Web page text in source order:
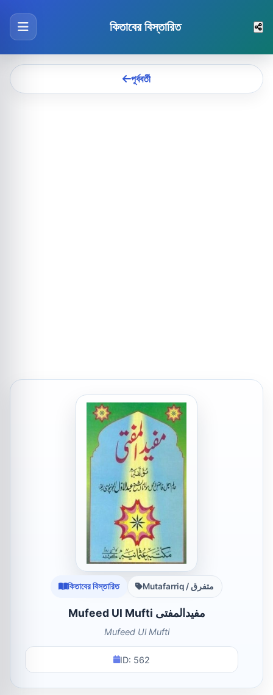
কিতাবের বিস্তারিত
পূর্ববর্তী
কিতাবের বিস্তারিত Mutafarriq / متفرق
Mufeed Ul Mufti مفیدالمفتی
Mufeed Ul Mufti
ID: 562